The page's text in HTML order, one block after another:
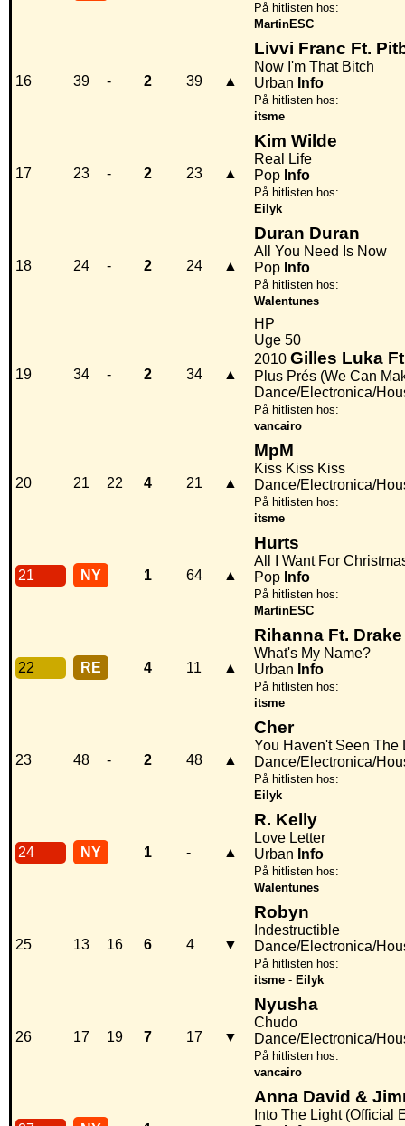
På hitlisten hos:
MartinESC
16 39 - 2 39 ▲
Livvi Franc Ft.
Now I'm That Bitch
Urban Info
På hitlisten hos:
itsme
17 23 - 2 23 ▲
Kim Wilde
Real Life
Pop Info
På hitlisten hos:
Eilyk
18 24 - 2 24 ▲
Duran Duran
All You Need Is Now
Pop Info
På hitlisten hos:
Walentunes
19 34 - 2 34 ▲
HP
Uge 50
2010 Gilles Luka
Plus Prés (We Can
Dance/Electronica/
På hitlisten hos:
vancairo
20 21 22 4 21 ▲
MpM
Kiss Kiss Kiss
Dance/Electronica/
På hitlisten hos:
itsme
21 NY 1 64 ▲
Hurts
All I Want For
Pop Info
På hitlisten hos:
MartinESC
22 RE 4 11 ▲
Rihanna Ft. Drake
What's My Name?
Urban Info
På hitlisten hos:
itsme
23 48 - 2 48 ▲
Cher
You Haven't Seen The
Dance/Electronica/
På hitlisten hos:
Eilyk
24 NY 1 - ▲
R. Kelly
Love Letter
Urban Info
På hitlisten hos:
Walentunes
25 13 16 6 4 ▼
Robyn
Indestructible
Dance/Electronica/
På hitlisten hos:
itsme - Eilyk
26 17 19 7 17 ▼
Nyusha
Chudo
Dance/Electronica/
På hitlisten hos:
vancairo
Anna David &
Into The Light (Official